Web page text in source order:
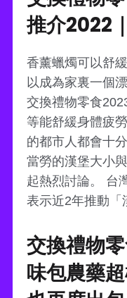
推介2022
香薰蠟燭可以舒
以成為家裏一個
交換禮物零食
等能舒緩身體疲
的都市人都會十
當勞的漢堡大小
起熱烈討論。 台
表示近2年推動「
交換禮物
味包農藥